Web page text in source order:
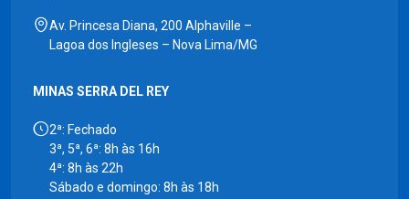
Av. Princesa Diana, 200 Alphaville –
Lagoa dos Ingleses – Nova Lima/MG
MINAS SERRA DEL REY
2ª: Fechado
3ª, 5ª, 6ª: 8h às 16h
4ª: 8h às 22h
Sábado e domingo: 8h às 18h